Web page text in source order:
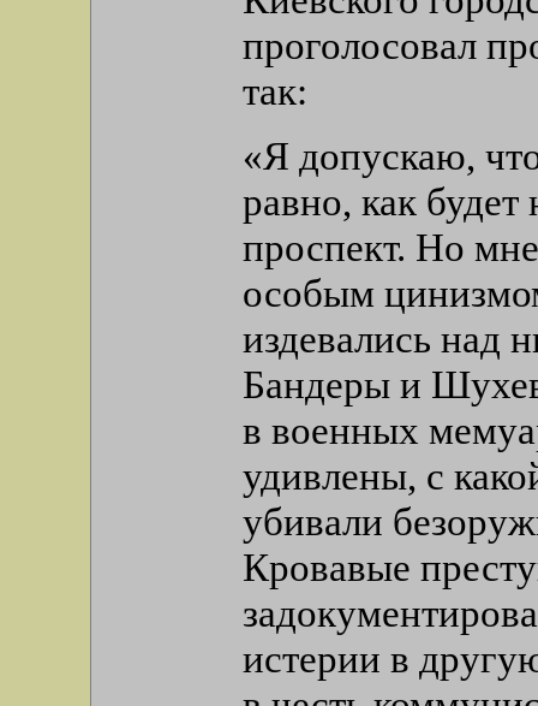
проголосовал
так:
«Я допускаю,
равно, как
проспект. Но
особым
издевались над
Бандеры и
в военных
удивлены, с
убивали
Кровавые
истерии в